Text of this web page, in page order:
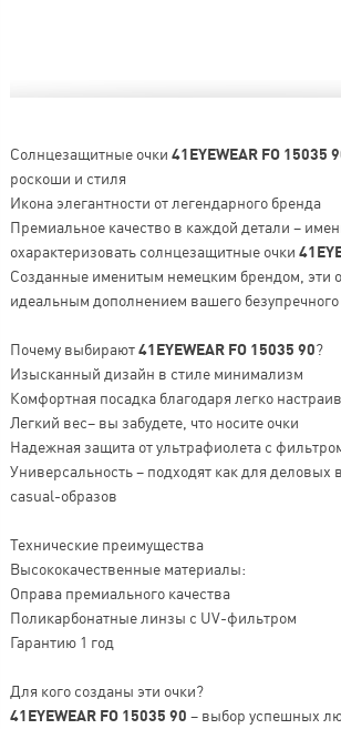
Солнцезащитные очки 41EYEWEAR FO 15035
роскоши и стиля
Икона элегантности от легендарного бренда
Премиальное качество в каждой детали –
охарактеризовать солнцезащитные очки
Созданные именитым немецким брендом, эти
идеальным дополнением вашего безупречного
Почему выбирают41EYEWEAR FO 15035 90?
Изысканный дизайн в стиле минимализм
Комфортная посадка благодаря легко
Легкий вес– вы забудете, что носите очки
Надежная защита от ультрафиолета с
Универсальность – подходят как для деловых
casual-образов
Технические преимущества
Высококачественные материалы:
Оправа премиального качества
Поликарбонатные линзы с UV-фильтром
Гарантию 1 год
Для кого созданы эти очки?
41EYEWEAR FO 15035 90 – выбор успешных